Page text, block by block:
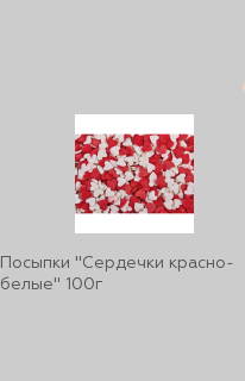
Посыпки "Сердечки красно-
белые" 100г